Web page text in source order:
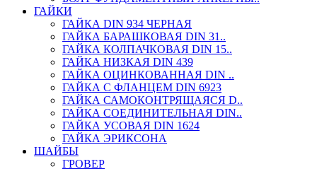
ГАЙКИ
ГАЙКА DIN 934 ЧЕРНАЯ
ГАЙКА БАРАШКОВАЯ DIN 31..
ГАЙКА КОЛПАЧКОВАЯ DIN 15..
ГАЙКА НИЗКАЯ DIN 439
ГАЙКА ОЦИНКОВАННАЯ DIN ..
ГАЙКА С ФЛАНЦЕМ DIN 6923
ГАЙКА САМОКОНТРЯЩАЯСЯ D..
ГАЙКА СОЕДИНИТЕЛЬНАЯ DIN..
ГАЙКА УСОВАЯ DIN 1624
ГАЙКА ЭРИКСОНА
ШАЙБЫ
ГРОВЕР